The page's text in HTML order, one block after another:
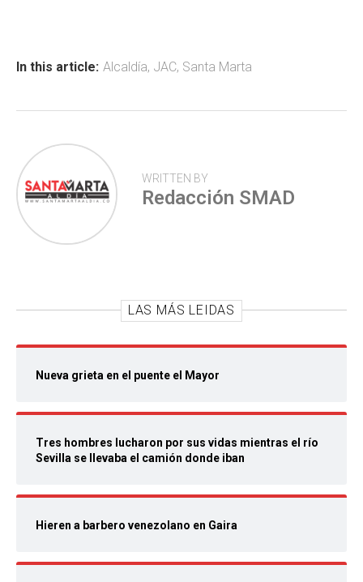
ok p
tir
In this article: Alcaldía, JAC, Santa Marta
WRITTEN BY
Redacción SMAD
LAS MÁS LEIDAS
Nueva grieta en el puente el Mayor
Tres hombres lucharon por sus vidas mientras el río
Sevilla se llevaba el camión donde iban
Hieren a barbero venezolano en Gaira